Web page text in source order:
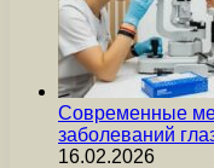
Современные
заболеваний
16.02.2026